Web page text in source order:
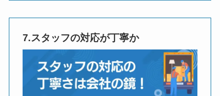
7.スタッフの対応が丁寧か